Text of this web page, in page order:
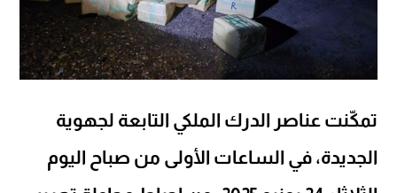
تمكّنت عناصر الدرك الملكي التابعة لجهوية
الجديدة، في الساعات الأولى من صباح اليوم